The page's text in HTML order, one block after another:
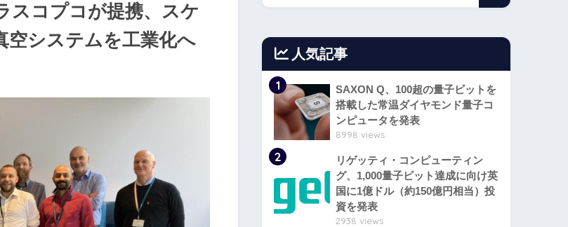
スコプコが提携、スケ
空システムを工業化へ
人気記事
1
SAXON Q、100超の量子ビットを
搭載した常温ダイヤモンド量子コ
ンピュータを発表
8998 views
2
リゲッティ・コンピューティン
グ、1,000量子ビット達成に向け英
国に1億ドル（約150億円相当）投
資を発表
2938 views